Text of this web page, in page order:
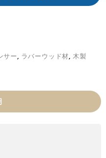
サー, ラバーウッド材, 木製